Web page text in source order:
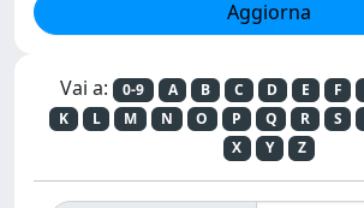
Vai a: 0-9 A B C D E F
K
L M N O P Q R S
X
Y Z